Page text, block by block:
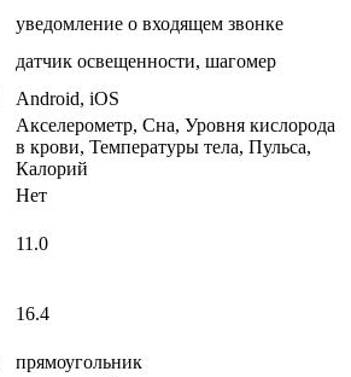
уведомление о входящем звонке
датчик освещенности, шагомер
Android, iOS
Акселерометр, Сна, Уровня кислорода
в крови, Температуры тела, Пульса,
Калорий
Нет
11.0
16.4
прямоугольник